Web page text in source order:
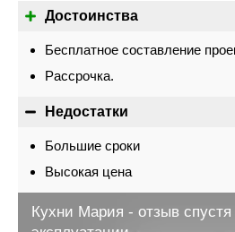
Достоинства
Бесплатное составление
Рассрочка.
Недостатки
Большие сроки
Высокая цена